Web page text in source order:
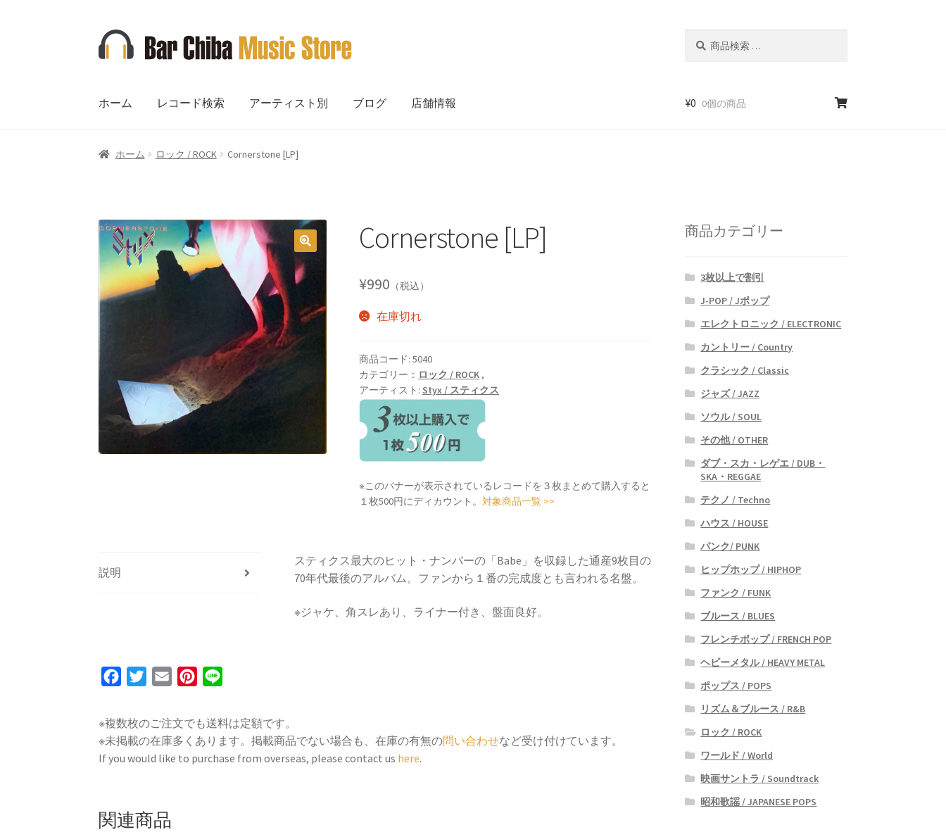
ナ
ビ
シ
へ
プ
コ
ン
ツ
キ
ホーム レコード検索 アーティスト別 ブログ 店舗情報 ¥0 0個の商品
ホーム ロック / ROCK Cornerstone [LP]
🔍
Cornerstone [LP]
¥990 （税込）
在庫切れ
商品コード:5040
カテゴリー： ロック / ROCK ,
アーティスト: Styx / スティクス
※このバナーが表示されているレコードを３枚まとめて購入すると
１枚500円にディカウント。対象商品一覧 >>
説明
スティクス最大のヒット・ナンバーの「Babe」を収録した通産9枚目の
70年代最後のアルバム。ファンから１番の完成度とも言われる名盤。
※ジャケ、角スレあり、ライナー付き、盤面良好。
c
e
b
k
t
t
a
i
l
n
t
e
n
e
※複数枚のご注文でも送料は定額です。
※未掲載の在庫多くあります。掲載商品でない場合も、在庫の有無の問い合わせなど受け付けています。
If you would like to purchase from overseas, please contact us here.
関連商品
商品カテゴリー
3枚以上で割引
J-POP / Jポップ
エレクトロニック / ELECTRONIC
カントリー / Country
クラシック / Classic
ジャズ / JAZZ
ソウル / SOUL
その他 / OTHER
ダブ・スカ・レゲエ / DUB・
SKA・REGGAE
テクノ / Techno
ハウス / HOUSE
パンク/ PUNK
ヒップホップ / HIPHOP
ファンク / FUNK
ブルース / BLUES
フレンチポップ / FRENCH POP
ヘビーメタル / HEAVY METAL
ポップス / POPS
リズム＆ブルース / R&B
ロック / ROCK
ワールド / World
映画サントラ / Soundtrack
昭和歌謡 / JAPANESE POPS